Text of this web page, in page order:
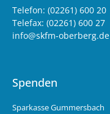
Telefon: (02261) 600 20
Telefax: (02261) 600 27
info@skfm-oberberg.de
Spenden
Sparkasse Gummersbach